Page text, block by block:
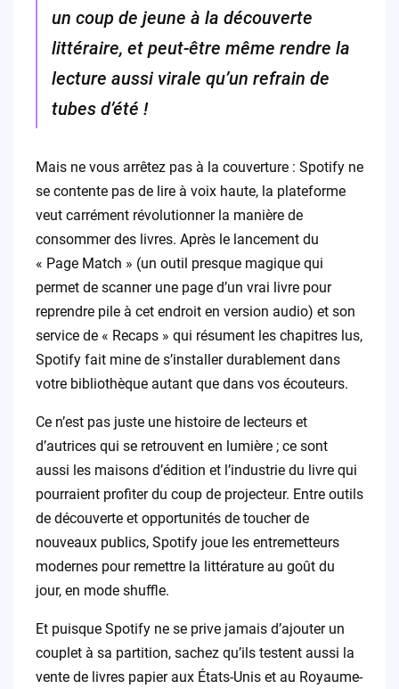
un coup de jeune à la découverte
littéraire, et peut-être même rendre la
lecture aussi virale qu’un refrain de
tubes d’été !
Mais ne vous arrêtez pas à la couverture : Spotify ne
se contente pas de lire à voix haute, la plateforme
veut carrément révolutionner la manière de
consommer des livres. Après le lancement du
« Page Match » (un outil presque magique qui
permet de scanner une page d’un vrai livre pour
reprendre pile à cet endroit en version audio) et son
service de « Recaps » qui résument les chapitres lus,
Spotify fait mine de s’installer durablement dans
votre bibliothèque autant que dans vos écouteurs.
Ce n’est pas juste une histoire de lecteurs et
d’autrices qui se retrouvent en lumière ; ce sont
aussi les maisons d’édition et l’industrie du livre qui
pourraient profiter du coup de projecteur. Entre outils
de découverte et opportunités de toucher de
nouveaux publics, Spotify joue les entremetteurs
modernes pour remettre la littérature au goût du
jour, en mode shuffle.
Et puisque Spotify ne se prive jamais d’ajouter un
couplet à sa partition, sachez qu’ils testent aussi la
vente de livres papier aux États-Unis et au Royaume-